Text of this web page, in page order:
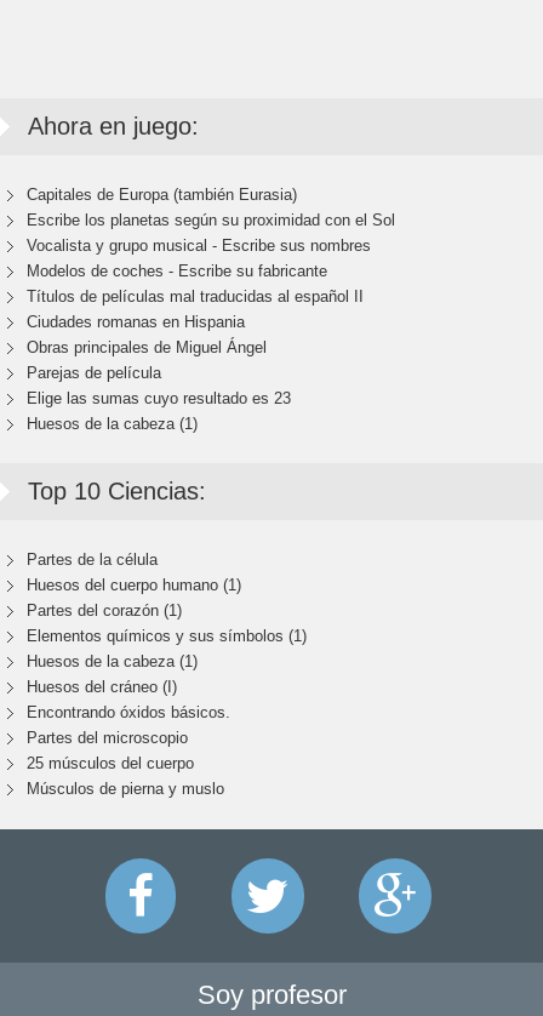
Ahora en juego:
Capitales de Europa (también Eurasia)
Escribe los planetas según su proximidad con el Sol
Vocalista y grupo musical - Escribe sus nombres
Modelos de coches - Escribe su fabricante
Títulos de películas mal traducidas al español II
Ciudades romanas en Hispania
Obras principales de Miguel Ángel
Parejas de película
Elige las sumas cuyo resultado es 23
Huesos de la cabeza (1)
Top 10 Ciencias:
Partes de la célula
Huesos del cuerpo humano (1)
Partes del corazón (1)
Elementos químicos y sus símbolos (1)
Huesos de la cabeza (1)
Huesos del cráneo (I)
Encontrando óxidos básicos.
Partes del microscopio
25 músculos del cuerpo
Músculos de pierna y muslo
Soy profesor